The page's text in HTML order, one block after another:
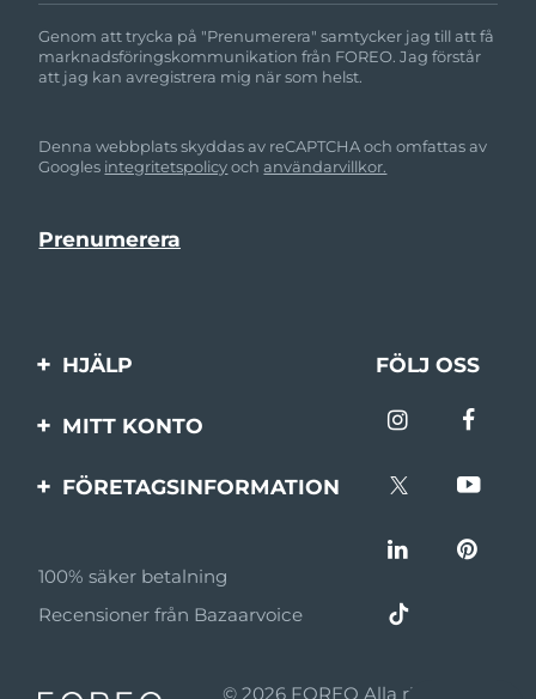
Genom att trycka på "Prenumerera" samtycker jag till att få
marknadsföringskommunikation från FOREO. Jag förstår
att jag kan avregistrera mig när som helst.
Denna webbplats skyddas av reCAPTCHA och omfattas av
Googles integritetspolicyochanvändarvillkor.
HJÄLP
Kontakta oss
FÖLJ OSS
MITT KONTO
Produktregistrering
FÖRETAGSINFORMATION
Affiliateprogram
Affiliate-nyheter
100% säker betalning
Recensioner från Bazaarvoice
© 2026 FOREO Alla rättigheter